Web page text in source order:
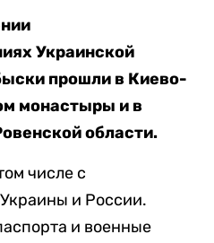
Украинской
прошли в Киево-
монастыры и в
области.
числе с
и России.
и военные